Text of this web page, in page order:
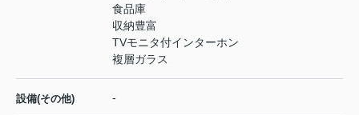
食品庫
収納豊富
TVモニタ付インターホン
複層ガラス
設備(その他) -